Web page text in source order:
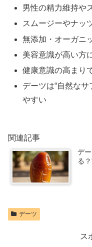
男性の精力維持や
スムージーやナッ
無添加・オーガニ
美容意識が高い方
健康意識の高まり
デーツは“自然な
やすい
関連記事
デ
る
デーツ
ス